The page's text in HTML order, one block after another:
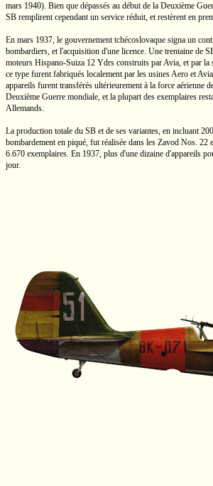
mars 1940). Bien que dépassés au début de la Deuxième
SB remplirent cependant un service réduit, et restèrent en
En mars 1937, le gouvernement tchécoslovaque signa un
bombardiers, et l'acquisition d'une licence. Une trentaine de
moteurs Hispano-Suiza 12 Ydrs construits par Avia, et par
ce type furent fabriqués localement par les usines Aero et
appareils furent transférés ultérieurement à la force aérienne
Deuxième Guerre mondiale, et la plupart des exemplaires
Allemands.
La production totale du SB et de ses variantes, en incluant 200
bombardement en piqué, fut réalisée dans les Zavod Nos. 22
6.670 exemplaires. En 1937, plus d'une dizaine d'appareils
jour.